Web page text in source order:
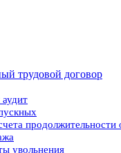
трудовой договор
продолжительности
увольнения